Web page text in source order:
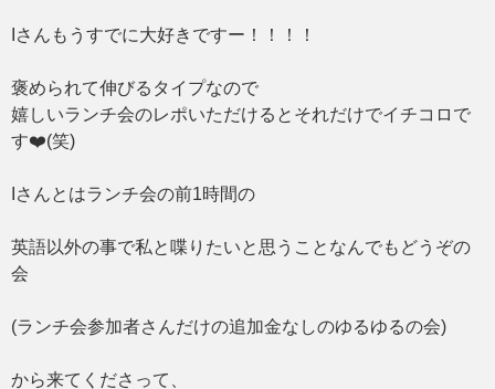
Iさんもうすでに大好きですー！！！！
褒められて伸びるタイプなので
嬉しいランチ会のレポいただけるとそれだけでイチコロで
す❤️(笑)
Iさんとはランチ会の前1時間の
英語以外の事で私と喋りたいと思うことなんでもどうぞの
会
(ランチ会参加者さんだけの追加金なしのゆるゆるの会)
から来てくださって、